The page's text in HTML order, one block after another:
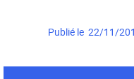
Publié le 22/11/